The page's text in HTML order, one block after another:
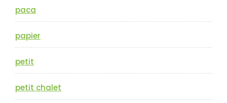
paca
papier
petit
petit chalet